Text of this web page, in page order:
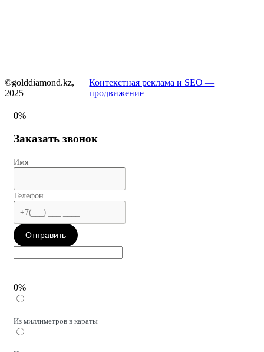
©golddiamond.kz,
2025
Контекстная реклама и SEO —
продвижение
0%
Заказать звонок
Имя
Телефон
Отправить
0%
Из миллиметров в караты